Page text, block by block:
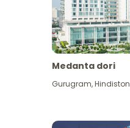
Medanta dori
Gurugram,Hindiston